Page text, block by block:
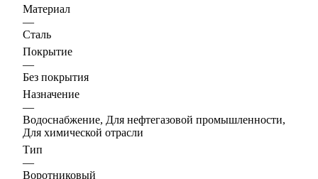
Материал
—
Сталь
Покрытие
—
Без покрытия
Назначение
—
Водоснабжение, Для нефтегазовой промышленности,
Для химической отрасли
Тип
—
Воротниковый